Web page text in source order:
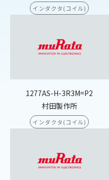
インダクタ(コイル)
1277AS-H-3R3M=P2
村田製作所
インダクタ(コイル)